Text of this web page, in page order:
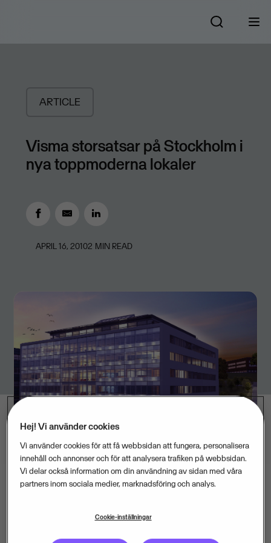
ARTICLE
Visma storsatsar på Stockholm i
nya toppmoderna lokaler
APRIL 16, 20102 MIN READ
– Det här ger oss ett utmärkt kommunikationsläge och
en lika stark förankring i den svenska huvudstaden som
Hej! Vi använder cookies
Vi använder cookies för att få webbsidan att fungera, personalisera
innehåll och annonser och för att analysera trafiken på webbsidan.
Vi delar också information om din användning av sidan med våra
partners inom sociala medier, marknadsföring och analys.
Cookie-inställningar